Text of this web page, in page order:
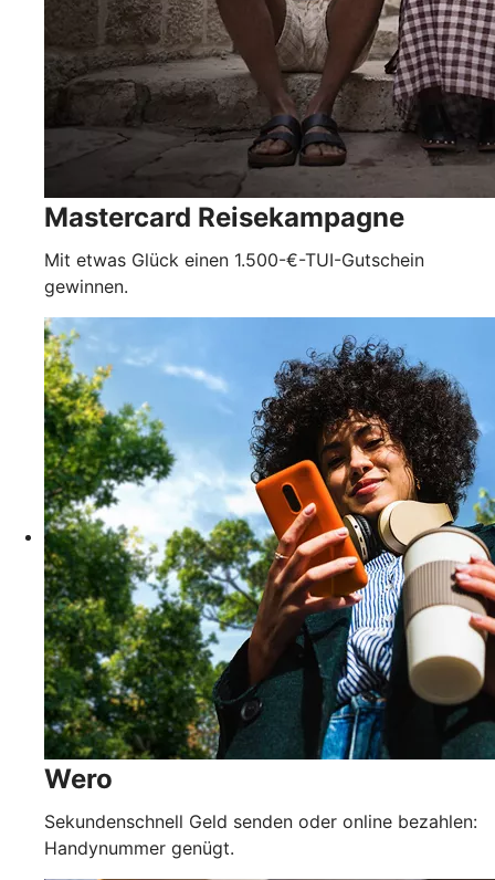
Mastercard Reisekampagne
Mit etwas Glück einen 1.500-€-TUI-Gutschein
gewinnen.
Wero
Sekundenschnell Geld senden oder online bezahlen:
Handynummer genügt.